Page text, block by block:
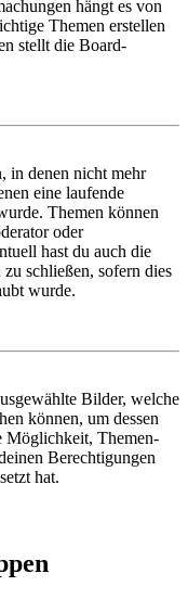
hängt es von
Themen erstellen
stellt die Board-
in denen nicht mehr
eine laufende
Themen können
oder
hast du auch die
schließen, sofern dies
wurde.
Bilder, welche
können, um dessen
Möglichkeit, Themen-
Berechtigungen
hat.